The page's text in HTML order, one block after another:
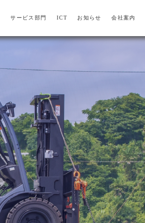
サービス部門 ICT お知らせ 会社案内